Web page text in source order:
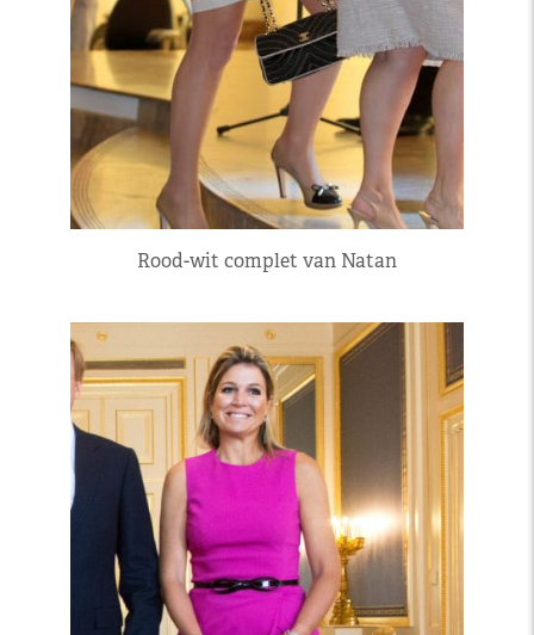
Rood-wit complet van Natan